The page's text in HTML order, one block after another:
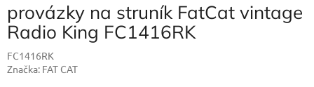
provázky na struník FatCat vintage
Radio King FC1416RK
FC1416RK
Značka: FAT CAT